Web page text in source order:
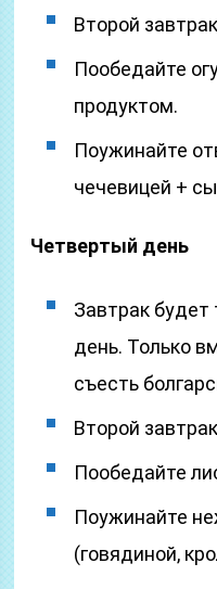
Второй
Пообедайте
продуктом.
Поужинайте
чечевицей +
Четвертый день
Завтрак будет
день. Только
съесть
Второй
Пообедайте
Поужинайте
(говядиной,